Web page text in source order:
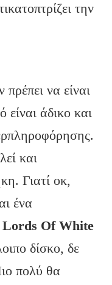
την
να είναι
άδικο και
και
Γιατί οκ,
ένα
OfWhite
δίσκο, δε
πολύ θα